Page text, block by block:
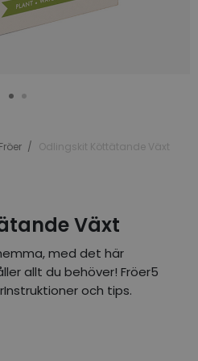
Fröer Odlingskit Köttätande Växt
Växt
med det här
allt du behöver! Fröer5
och tips.